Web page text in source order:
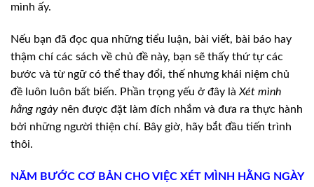
mình ấy.
Nếu bạn đã đọc qua những tiểu luận, bài viết, bài báo hay
thậm chí các sách về chủ đề này, bạn sẽ thấy thứ tự các
bước và từngữ có thể thay đổi, thế nhưng khái niệm chủ
đề luôn luôn bất biến. Phần trọng yếu ở đây là Xét mình
hằng ngày nên được đặt làm đích nhắm và đưa ra thực hành
bởi những người thiện chí. Bây giờ, hãy bắt đầu tiến trình
thôi.
NĂM BƯỚC CƠ BẢN CHO VIỆC XÉT MÌNH HẰNG NGÀY